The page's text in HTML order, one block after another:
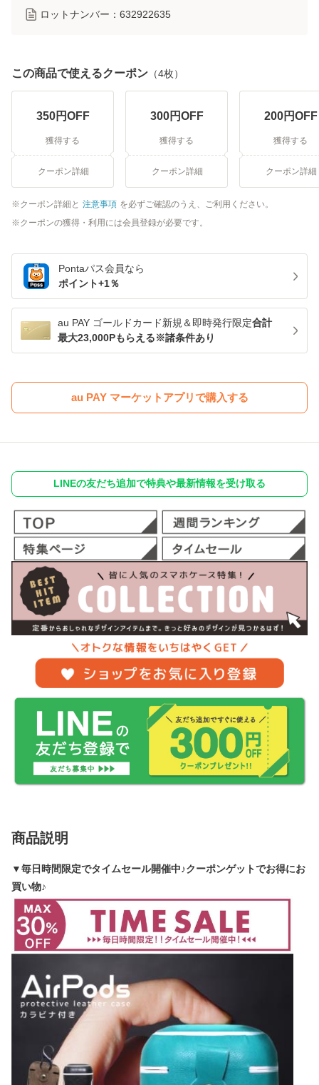
ロットナンバー： 632922635
この商品で使えるクーポン （4枚）
350円OFF
獲得する
クーポン詳細
300円OFF
獲得する
クーポン詳細
200円OFF
獲得する
クーポン詳細
クーポン詳細と 注意事項 を必ずご確認のうえ、ご利用ください。
クーポンの獲得・利用には会員登録が必要です。
Pontaパス会員なら
ポイント+1％
au PAY ゴールドカード新規＆即時発行限定合計
最大23,000Pもらえる※諸条件あり
au PAY マーケットアプリで購入する
LINEの友だち追加で特典や最新情報を受け取る
商品説明
▼毎日時間限定でタイムセール開催中♪クーポンゲットでお得にお
買い物♪